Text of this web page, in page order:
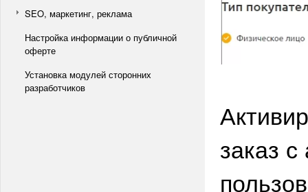
SEO, маркетинг, реклама
Настройка информации о публичной
оферте
Установка модулей сторонних
разработчиков
заказ